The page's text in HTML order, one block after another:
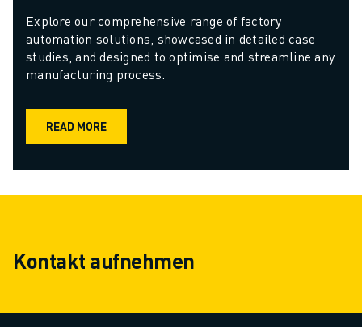
Explore our comprehensive range of factory
automation solutions, showcased in detailed case
studies, and designed to optimise and streamline any
manufacturing process.
READ MORE
Kontakt aufnehmen